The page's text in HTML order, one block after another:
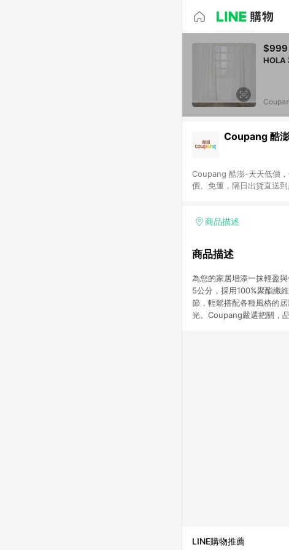
$999
Coupang 酷澎
Coupang 酷澎-天天低價
價、免運，隔日出貨直送
商品描述
商品描述
為您的家居增添一抹輕盈
5公分，採用100%聚酯纖
節，輕鬆搭配各種風格的
光。Coupang嚴選把關，
LINE購物推薦